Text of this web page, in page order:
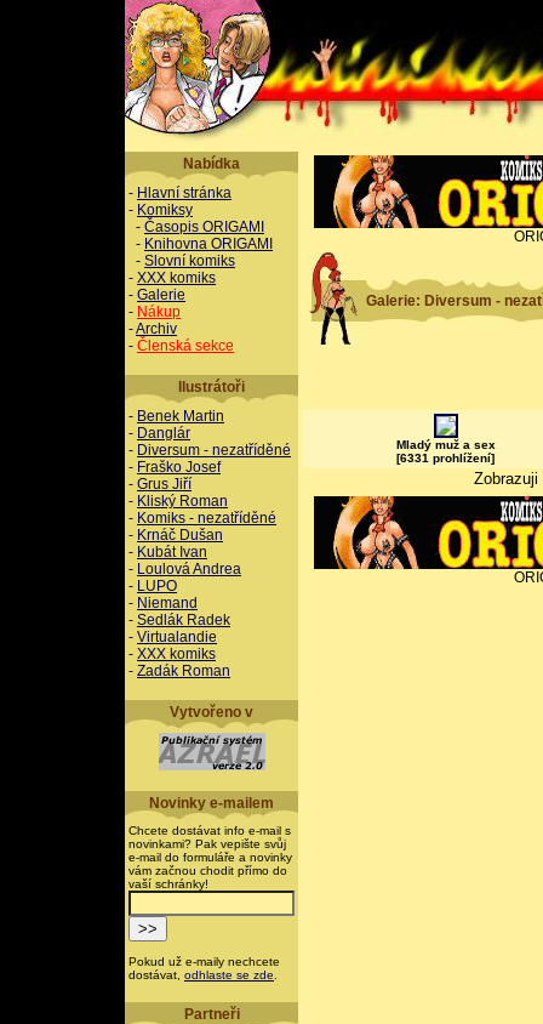
Nabídka
- Hlavní stránka
- Komiksy
- Časopis ORIGAMI
- Knihovna ORIGAMI
- Slovní komiks
- XXX komiks
- Galerie
- Nákup
-Archiv
- Členská sekce
Ilustrátoři
- Benek Martin
- Danglár
- Diversum - nezatříděné
- Fraško Josef
- Grus Jiří
- Kliský Roman
- Komiks - nezatříděné
- Krnáč Dušan
- Kubát Ivan
- Loulová Andrea
- LUPO
- Niemand
- Sedlák Radek
- Virtualandie
- XXX komiks
- Zadák Roman
Vytvořeno v
Novinky e-mailem
Chcete dostávat info e-mail s
novinkami? Pak vepište svůj
e-mail do formuláře a novinky
vám začnou chodit přímo do
vaší schránky!
Pokud už e-maily nechcete
dostávat, odhlaste se zde
Partneři
Galerie: Diversum -
Mladý muž a sex
[6331 prohlížení]